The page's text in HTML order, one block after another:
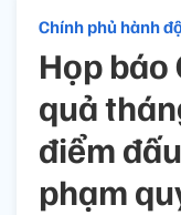
Chính phủ hành
Họp báo
quả
điểm
phạm